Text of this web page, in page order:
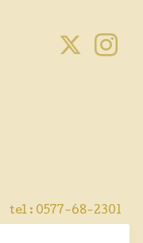
tel : 0577-68-2301